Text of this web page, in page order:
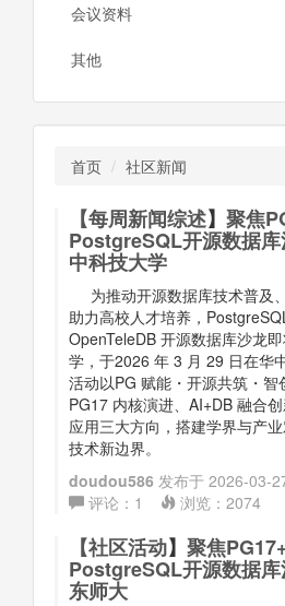
会议资料
其他
首页 社区新闻
【每周新闻综述】 聚焦
PostgreSQL开源数据
中科技大学
为推动开源数据库技术普及
助力高校人才培养，
OpenTeleDB 开源数据库沙龙
学，于2026 年 3 月 29 日在华
活动以PG 赋能・开源共筑・智
PG17 内核演进、AI+DB 融合
应用三大方向，搭建学界与产
技术新边界。
doudou586 发布于 2026-03-
评论： 1 浏览： 2074
【社区活动】 聚焦
PostgreSQL开源数据
东师大